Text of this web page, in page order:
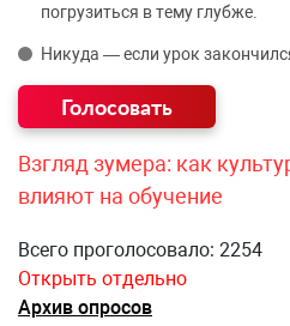
погрузиться в тему глубже.
Никуда — если урок
Взгляд зумера: как
влияют на обучение
Всего проголосовало: 2254
Открыть отдельно
Архив опросов